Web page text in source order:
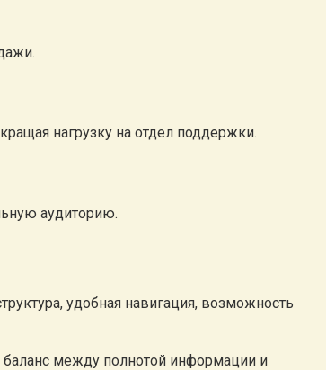
нагрузку на отдел поддержки.
аудиторию.
удобная навигация, возможность
баланс между полнотой информации и